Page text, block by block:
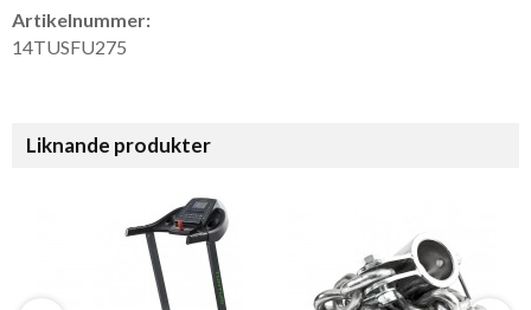
Artikelnummer:
14TUSFU275
Liknande produkter